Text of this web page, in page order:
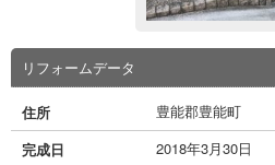
リフォームデータ
住所
豊能郡豊能町
完成日
2018年3月30日